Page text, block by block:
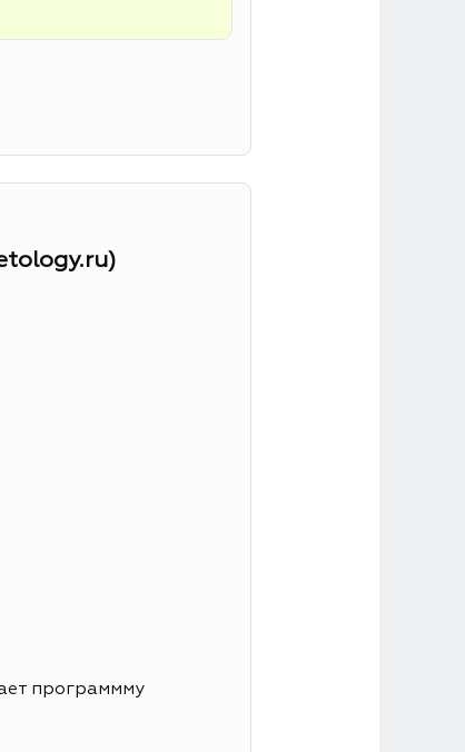
программму